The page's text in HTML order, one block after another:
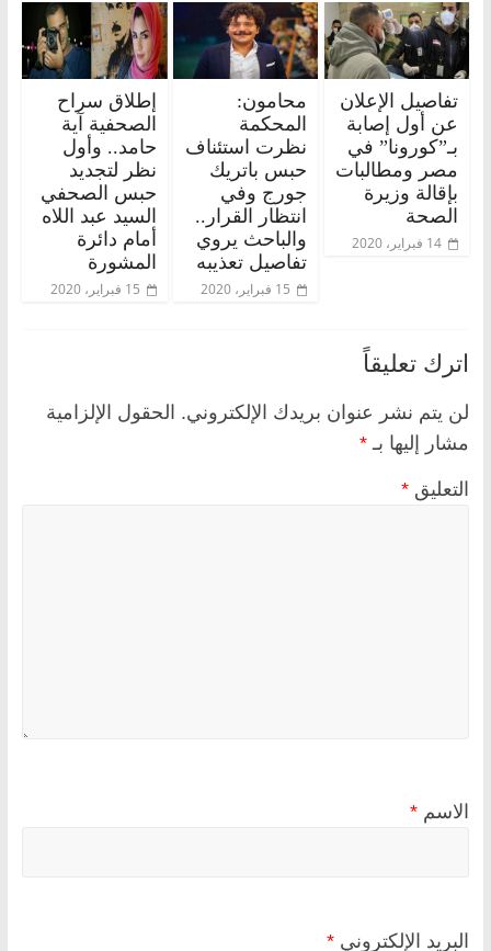
تفاصيل الإعلان
عن أول إصابة
بـ”كورونا” في
مصر ومطالبات
بإقالة وزيرة
الصحة
14 فبراير، 2020
محامون:
المحكمة
نظرت استئناف
حبس باتريك
جورج وفي
انتظار القرار..
والباحث يروي
تفاصيل تعذيبه
15 فبراير، 2020
إطلاق سراح
الصحفية آية
حامد.. وأول
نظر لتجديد
حبس الصحفي
السيد عبد اللاه
أمام دائرة
المشورة
15 فبراير، 2020
اترك تعليقاً
لن يتم نشر عنوان بريدك الإلكتروني. الحقول الإلزامية
مشار إليها بـ *
التعليق *
الاسم *
البريد الإلكتروني *